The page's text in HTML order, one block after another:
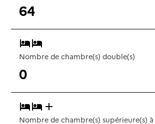
64
Nombre de chambre(s) double(s)
0
Nombre de chambre(s) supérieure(s)